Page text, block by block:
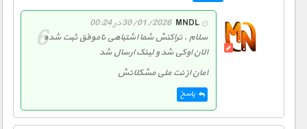
MNDL 30/01/2026 در 00:24
سلام . تراکنش شما اشتباهی ناموفق ثبت شده
الان اوکی شد و لینک ارسال شد
امان از نت ملی مشکلاتش
پاسخ